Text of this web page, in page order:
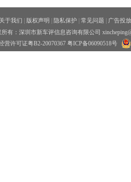
关于我们 版权声明 隐私保护 常见问题
广告投放
所有：深圳市新车评信息咨询有限公司
营许可证粤B2-20070367 粤ICP备06090518号